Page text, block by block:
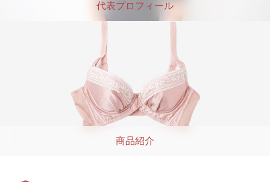
代表プロフィール
商品紹介